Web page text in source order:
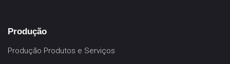
Produção
Produção Produtos e Serviços